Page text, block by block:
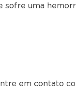
sofre uma
em contato